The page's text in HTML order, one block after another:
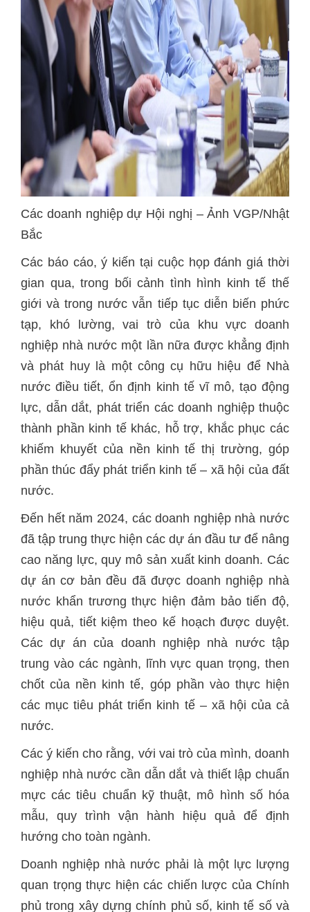
Các doanh nghiệp dự Hội nghị – Ảnh VGP/Nhật
Bắc
Các báo cáo, ý kiến tại cuộc họp đánh giá thời
gian qua, trong bối cảnh tình hình kinh tế thế
giới và trong nước vẫn tiếp tục diễn biến phức
tạp, khó lường, vai trò của khu vực doanh
nghiệp nhà nước một lần nữa được khẳng định
và phát huy là một công cụ hữu hiệu để Nhà
nước điều tiết, ổn định kinh tế vĩ mô, tạo động
lực, dẫn dắt, phát triển các doanh nghiệp thuộc
thành phần kinh tế khác, hỗ trợ, khắc phục các
khiếm khuyết của nền kinh tế thị trường, góp
phần thúc đẩy phát triển kinh tế – xã hội của đất
nước.
Đến hết năm 2024, các doanh nghiệp nhà nước
đã tập trung thực hiện các dự án đầu tư để nâng
cao năng lực, quy mô sản xuất kinh doanh. Các
dự án cơ bản đều đã được doanh nghiệp nhà
nước khẩn trương thực hiện đảm bảo tiến độ,
hiệu quả, tiết kiệm theo kế hoạch được duyệt.
Các dự án của doanh nghiệp nhà nước tập
trung vào các ngành, lĩnh vực quan trọng, then
chốt của nền kinh tế, góp phần vào thực hiện
các mục tiêu phát triển kinh tế – xã hội của cả
nước.
Các ý kiến cho rằng, với vai trò của mình, doanh
nghiệp nhà nước cần dẫn dắt và thiết lập chuẩn
mực các tiêu chuẩn kỹ thuật, mô hình số hóa
mẫu, quy trình vận hành hiệu quả để định
hướng cho toàn ngành.
Doanh nghiệp nhà nước phải là một lực lượng
quan trọng thực hiện các chiến lược của Chính
phủ trong xây dựng chính phủ số, kinh tế số và